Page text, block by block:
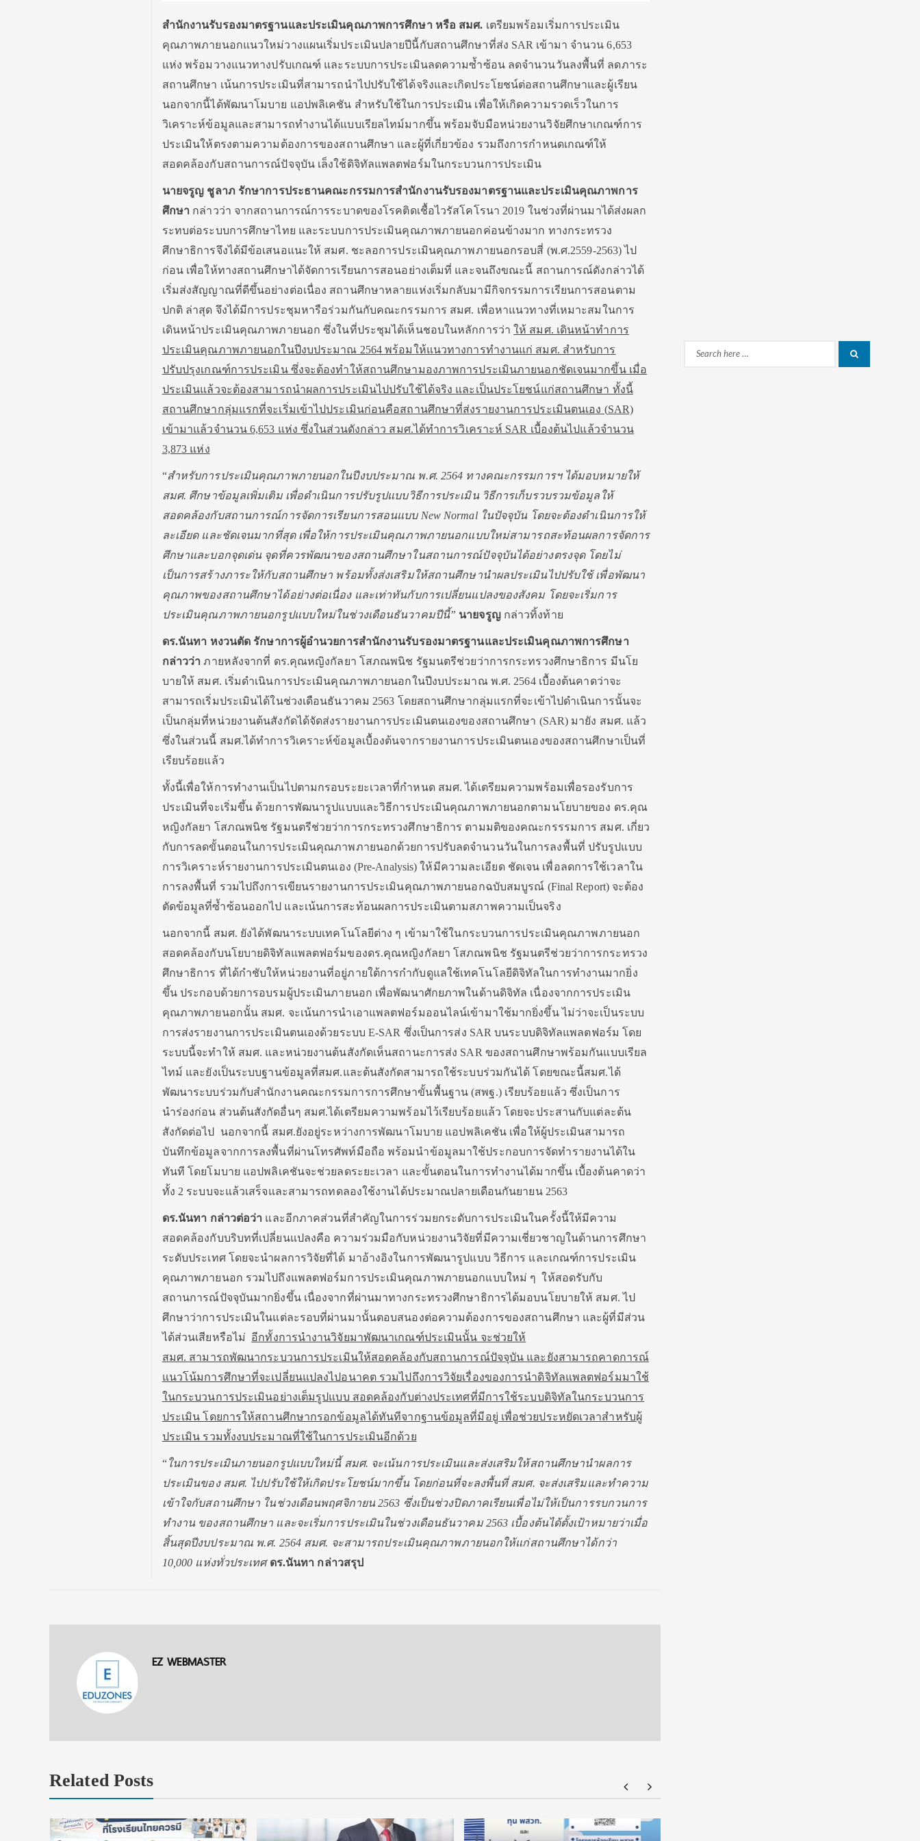
สำนักงานรับรองมาตรฐานและประเมินคุณภาพการศึกษา หรือ สมศ. เตรียมพร้อมเริ่มการประเมิน
คุณภาพภายนอกแนวใหม่วางแผนเริ่มประเมินปลายปีนี้กับสถานศึกษาที่ส่ง SAR เข้ามา จำนวน 6,653
แห่ง พร้อมวางแนวทางปรับเกณฑ์ และระบบการประเมินลดความซ้ำซ้อน ลดจำนวนวันลงพื้นที่ ลดภาระ
สถานศึกษา เน้นการประเมินที่สามารถนำไปปรับใช้ได้จริงและเกิดประโยชน์ต่อสถานศึกษาและผู้เรียน
นอกจากนี้ได้พัฒนาโมบาย แอปพลิเคชัน สำหรับใช้ในการประเมิน เพื่อให้เกิดความรวดเร็วในการ
วิเคราะห์ข้อมูลและสามารถทำงานได้แบบเรียลไทม์มากขึ้น พร้อมจับมือหน่วยงานวิจัยศึกษาเกณฑ์การ
ประเมินให้ตรงตามความต้องการของสถานศึกษา และผู้ที่เกี่ยวข้อง รวมถึงการกำหนดเกณฑ์ให้
สอดคล้องกับสถานการณ์ปัจจุบัน เล็งใช้ดิจิทัลแพลตฟอร์มในกระบวนการประเมิน
นายจรูญ ชูลาภ รักษาการประธานคณะกรรมการสำนักงานรับรองมาตรฐานและประเมินคุณภาพการ
ศึกษา กล่าวว่า จากสถานการณ์การระบาดของโรคติดเชื้อไวรัสโคโรนา 2019 ในช่วงที่ผ่านมาได้ส่งผลก
ระทบต่อระบบการศึกษาไทย และระบบการประเมินคุณภาพภายนอกค่อนข้างมาก ทางกระทรวง
ศึกษาธิการจึงได้มีข้อเสนอแนะให้ สมศ. ชะลอการประเมินคุณภาพภายนอกรอบสี่ (พ.ศ.2559-2563) ไป
ก่อน เพื่อให้ทางสถานศึกษาได้จัดการเรียนการสอนอย่างเต็มที่ และจนถึงขณะนี้ สถานการณ์ดังกล่าวได้
เริ่มส่งสัญญาณที่ดีขึ้นอย่างต่อเนื่อง สถานศึกษาหลายแห่งเริ่มกลับมามีกิจกรรมการเรียนการสอนตาม
ปกติ ล่าสุด จึงได้มีการประชุมหารือร่วมกันกับคณะกรรมการ สมศ. เพื่อหาแนวทางที่เหมาะสมในการ
เดินหน้าประเมินคุณภาพภายนอก ซึ่งในที่ประชุมได้เห็นชอบในหลักการว่าให้ สมศ. เดินหน้าทำการ
ประเมินคุณภาพภายนอกในปีงบประมาณ 2564 พร้อมให้แนวทางการทำงานแก่ สมศ. สำหรับการ
ปรับปรุงเกณฑ์การประเมิน ซึ่งจะต้องทำให้สถานศึกษามองภาพการประเมินภายนอกชัดเจนมากขึ้น เมื่อ
ประเมินแล้วจะต้องสามารถนำผลการประเมินไปปรับใช้ได้จริง และเป็นประโยชน์แก่สถานศึกษา ทั้งนี้
สถานศึกษากลุ่มแรกที่จะเริ่มเข้าไปประเมินก่อนคือสถานศึกษาที่ส่งรายงานการประเมินตนเอง (SAR)
เข้ามาแล้วจำนวน 6,653 แห่ง ซึ่งในส่วนดังกล่าว สมศ.ได้ทำการวิเคราะห์ SAR เบื้องต้นไปแล้วจำนวน
3,873 แห่ง
“สำหรับการประเมินคุณภาพภายนอกในปีงบประมาณ พ.ศ. 2564 ทางคณะกรรมการฯ ได้มอบหมายให้
สมศ. ศึกษาข้อมูลเพิ่มเติม เพื่อดำเนินการปรับรูปแบบวิธีการประเมิน วิธีการเก็บรวบรวมข้อมูลให้
สอดคล้องกับสถานการณ์การจัดการเรียนการสอนแบบ New Normal ในปัจจุบัน โดยจะต้องดำเนินการให้
ละเอียด และชัดเจนมากที่สุด เพื่อให้การประเมินคุณภาพภายนอกแบบใหม่สามารถสะท้อนผลการจัดการ
ศึกษาและบอกจุดเด่น จุดที่ควรพัฒนาของสถานศึกษาในสถานการณ์ปัจจุบันได้อย่างตรงจุด โดยไม่
เป็นการสร้างภาระให้กับสถานศึกษา พร้อมทั้งส่งเสริมให้สถานศึกษานำผลประเมินไปปรับใช้ เพื่อพัฒนา
คุณภาพของสถานศึกษาได้อย่างต่อเนื่อง และเท่าทันกับการเปลี่ยนแปลงของสังคม โดยจะเริ่มการ
ประเมินคุณภาพภายนอกรูปแบบใหม่ในช่วงเดือนธันวาคมปีนี้” นายจรูญ กล่าวทิ้งท้าย
ดร.นันทา หงวนตัด รักษาการผู้อำนวยการสำนักงานรับรองมาตรฐานและประเมินคุณภาพการศึกษา
กล่าวว่าภายหลังจากที่ ดร.คุณหญิงกัลยา โสภณพนิช รัฐมนตรีช่วยว่าการกระทรวงศึกษาธิการ มีนโย
บายให้ สมศ. เริ่มดำเนินการประเมินคุณภาพภายนอกในปีงบประมาณ พ.ศ. 2564 เบื้องต้นคาดว่าจะ
สามารถเริ่มประเมินได้ในช่วงเดือนธันวาคม 2563 โดยสถานศึกษากลุ่มแรกที่จะเข้าไปดำเนินการนั้นจะ
เป็นกลุ่มที่หน่วยงานต้นสังกัดได้จัดส่งรายงานการประเมินตนเองของสถานศึกษา (SAR) มายัง สมศ. แล้ว
ซึ่งในส่วนนี้ สมศ.ได้ทำการวิเคราะห์ข้อมูลเบื้องต้นจากรายงานการประเมินตนเองของสถานศึกษาเป็นที่
เรียบร้อยแล้ว
ทั้งนี้เพื่อให้การทำงานเป็นไปตามกรอบระยะเวลาที่กำหนด สมศ. ได้เตรียมความพร้อมเพื่อรองรับการ
ประเมินที่จะเริ่มขึ้น ด้วยการพัฒนารูปแบบและวิธีการประเมินคุณภาพภายนอกตามนโยบายของ ดร.คุณ
หญิงกัลยา โสภณพนิช รัฐมนตรีช่วยว่าการกระทรวงศึกษาธิการ ตามมติของคณะกรรรมการ สมศ. เกี่ยว
กับการลดขั้นตอนในการประเมินคุณภาพภายนอกด้วยการปรับลดจำนวนวันในการลงพื้นที่ ปรับรูปแบบ
การวิเคราะห์รายงานการประเมินตนเอง (Pre-Analysis) ให้มีความละเอียด ชัดเจน เพื่อลดการใช้เวลาใน
การลงพื้นที่ รวมไปถึงการเขียนรายงานการประเมินคุณภาพภายนอกฉบับสมบูรณ์ (Final Report) จะต้อง
ตัดข้อมูลที่ซ้ำซ้อนออกไป และเน้นการสะท้อนผลการประเมินตามสภาพความเป็นจริง
นอกจากนี้ สมศ. ยังได้พัฒนาระบบเทคโนโลยีต่าง ๆ เข้ามาใช้ในกระบวนการประเมินคุณภาพภายนอก
สอดคล้องกับนโยบายดิจิทัลแพลตฟอร์มของดร.คุณหญิงกัลยา โสภณพนิช รัฐมนตรีช่วยว่าการกระทรวง
ศึกษาธิการ ที่ได้กำชับให้หน่วยงานที่อยู่ภายใต้การกำกับดูแลใช้เทคโนโลยีดิจิทัลในการทำงานมากยิ่ง
ขึ้น ประกอบด้วยการอบรมผู้ประเมินภายนอก เพื่อพัฒนาศักยภาพในด้านดิจิทัล เนื่องจากการประเมิน
คุณภาพภายนอกนั้น สมศ. จะเน้นการนำเอาแพลตฟอร์มออนไลน์เข้ามาใช้มากยิ่งขึ้น ไม่ว่าจะเป็นระบบ
การส่งรายงานการประเมินตนเองด้วยระบบ E-SAR ซึ่งเป็นการส่ง SAR บนระบบดิจิทัลแพลตฟอร์ม โดย
ระบบนี้จะทำให้ สมศ. และหน่วยงานต้นสังกัดเห็นสถานะการส่ง SAR ของสถานศึกษาพร้อมกันแบบเรียล
ไทม์ และยังเป็นระบบฐานข้อมูลที่สมศ.และต้นสังกัดสามารถใช้ระบบร่วมกันได้ โดยขณะนี้สมศ.ได้
พัฒนาระบบร่วมกับสำนักงานคณะกรรมการการศึกษาขั้นพื้นฐาน (สพฐ.) เรียบร้อยแล้ว ซึ่งเป็นการ
นำร่องก่อน ส่วนต้นสังกัดอื่นๆ สมศ.ได้เตรียมความพร้อมไว้เรียบร้อยแล้ว โดยจะประสานกับแต่ละต้น
สังกัดต่อไป นอกจากนี้ สมศ.ยังอยู่ระหว่างการพัฒนาโมบาย แอปพลิเคชัน เพื่อให้ผู้ประเมินสามารถ
บันทึกข้อมูลจากการลงพื้นที่ผ่านโทรศัพท์มือถือ พร้อมนำข้อมูลมาใช้ประกอบการจัดทำรายงานได้ใน
ทันที โดยโมบาย แอปพลิเคชันจะช่วยลดระยะเวลา และขั้นตอนในการทำงานได้มากขึ้น เบื้องต้นคาดว่า
ทั้ง 2 ระบบจะแล้วเสร็จและสามารถทดลองใช้งานได้ประมาณปลายเดือนกันยายน 2563
ดร.นันทา กล่าวต่อว่า และอีกภาคส่วนที่สำคัญในการร่วมยกระดับการประเมินในครั้งนี้ให้มีความ
สอดคล้องกับบริบทที่เปลี่ยนแปลงคือ ความร่วมมือกับหน่วยงานวิจัยที่มีความเชี่ยวชาญในด้านการศึกษา
ระดับประเทศ โดยจะนำผลการวิจัยที่ได้ มาอ้างอิงในการพัฒนารูปแบบ วิธีการ และเกณฑ์การประเมิน
คุณภาพภายนอก รวมไปถึงแพลตฟอร์มการประเมินคุณภาพภายนอกแบบใหม่ ๆ ให้สอดรับกับ
สถานการณ์ปัจจุบันมากยิ่งขึ้น เนื่องจากที่ผ่านมาทางกระทรวงศึกษาธิการได้มอบนโยบายให้ สมศ. ไป
ศึกษาว่าการประเมินในแต่ละรอบที่ผ่านมานั้นตอบสนองต่อความต้องการของสถานศึกษา และผู้ที่มีส่วน
ได้ส่วนเสียหรือไม่ อีกทั้งการนำงานวิจัยมาพัฒนาเกณฑ์ประเมินนั้น จะช่วยให้
สมศ. สามารถพัฒนากระบวนการประเมินให้สอดคล้องกับสถานการณ์ปัจจุบัน และยังสามารถคาดการณ์
แนวโน้มการศึกษาที่จะเปลี่ยนแปลงไปอนาคต รวมไปถึงการวิจัยเรื่องของการนำดิจิทัลแพลตฟอร์มมาใช้
ในกระบวนการประเมินอย่างเต็มรูปแบบ สอดคล้องกับต่างประเทศที่มีการใช้ระบบดิจิทัลในกระบวนการ
ประเมิน โดยการให้สถานศึกษากรอกข้อมูลได้ทันทีจากฐานข้อมูลที่มีอยู่ เพื่อช่วยประหยัดเวลาสำหรับผู้
ประเมิน รวมทั้งงบประมาณที่ใช้ในการประเมินอีกด้วย
“ในการประเมินภายนอกรูปแบบใหม่นี้ สมศ. จะเน้นการประเมินและส่งเสริมให้สถานศึกษานำผลการ
ประเมินของ สมศ. ไปปรับใช้ให้เกิดประโยชน์มากขึ้น โดยก่อนที่จะลงพื้นที่ สมศ. จะส่งเสริมและทำความ
เข้าใจกับสถานศึกษา ในช่วงเดือนพฤศจิกายน 2563 ซึ่งเป็นช่วงปิดภาคเรียนเพื่อไม่ให้เป็นการรบกวนการ
ทำงาน ของสถานศึกษา และจะเริ่มการประเมินในช่วงเดือนธันวาคม 2563 เบื้องต้นได้ตั้งเป้าหมายว่าเมื่อ
สิ้นสุดปีงบประมาณ พ.ศ. 2564 สมศ. จะสามารถประเมินคุณภาพภายนอกให้แก่สถานศึกษาได้กว่า
10,000 แห่งทั่วประเทศ ดร.นันทา กล่าวสรุป
EZ WEBMASTER
Related Posts
Search